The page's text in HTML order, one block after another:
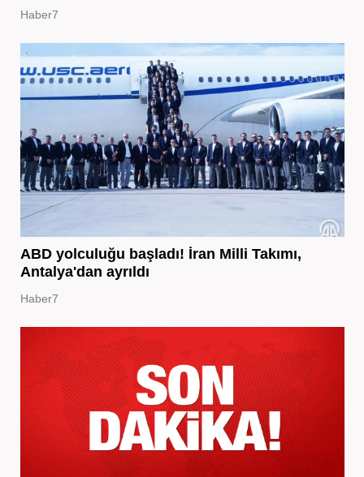
Haber7
ABD yolculuğu başladı! İran Milli Takımı,
Antalya'dan ayrıldı
Haber7